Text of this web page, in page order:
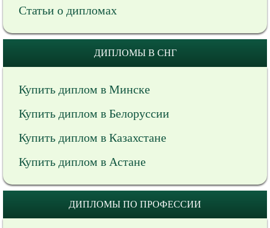
Статьи о дипломах
ДИПЛОМЫ В СНГ
Купить диплом в Минске
Купить диплом в Белоруссии
Купить диплом в Казахстане
Купить диплом в Астане
ДИПЛОМЫ ПО ПРОФЕССИИ